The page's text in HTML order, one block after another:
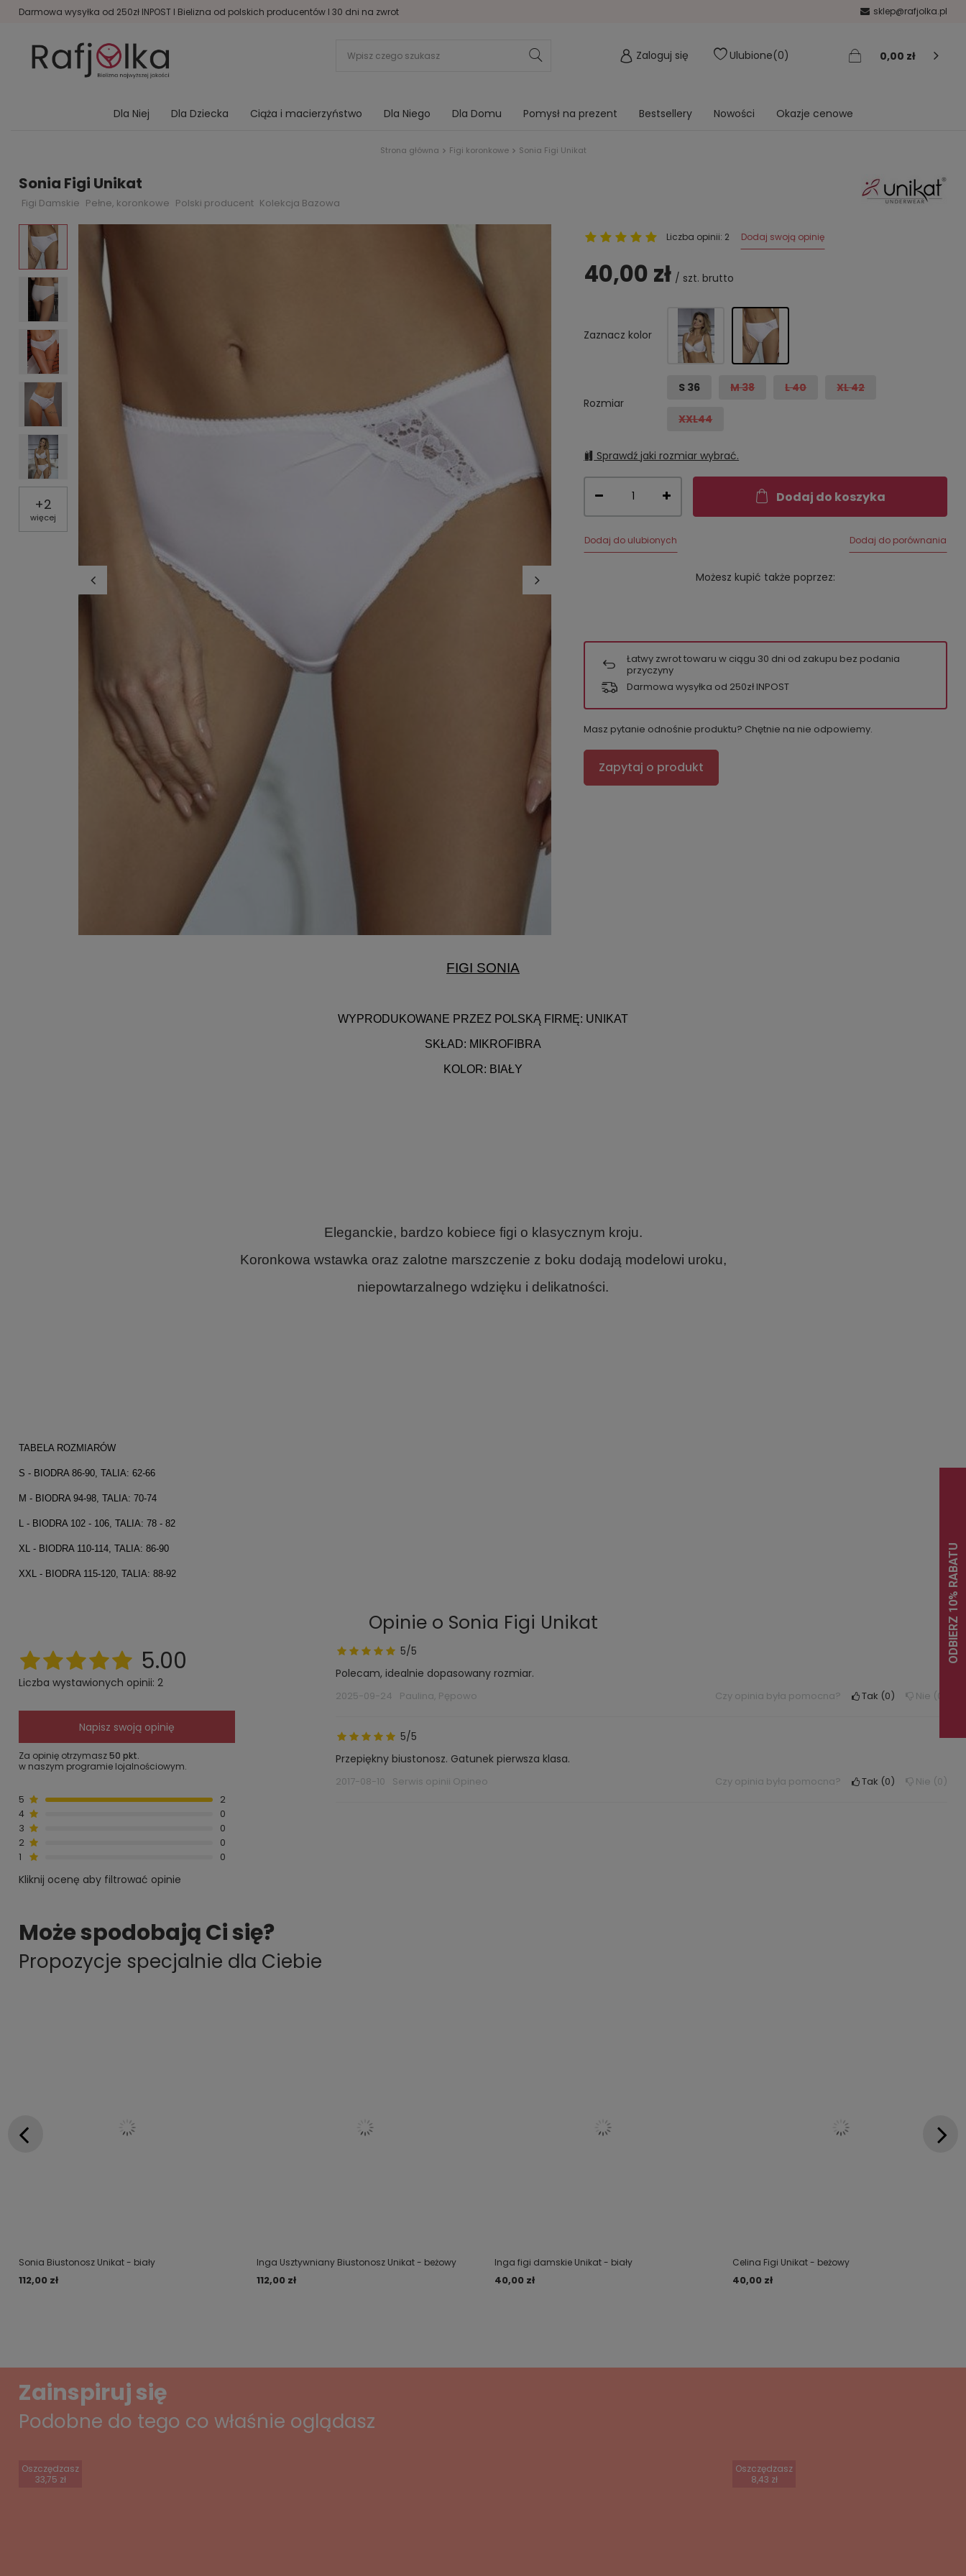
Darmowa wysyłka od 250zł INPOST I Bielizna od polskich producentów I 30 dni na zwrot sklep@rafjolka.pl
Zaloguj się Ulubione 0 0,00 zł
Dla Niej Dla Dziecka Ciąża i macierzyństwo Dla Niego Dla Domu Pomysł na prezent Bestsellery Nowości Okazje cenowe
Strona główna Figi koronkowe Sonia Figi Unikat
Sonia Figi Unikat
Figi Damskie Pełne, koronkowe Polski producent Kolekcja Bazowa
+2
więcej
Liczba opinii: 2 Dodaj swoją opinię
40,00 zł / szt. brutto
Zaznacz kolor
Rozmiar
S 36 M 38 L 40 XL 42
XXL44
Sprawdź jaki rozmiar wybrać.
Dodaj do koszyka
Dodaj do ulubionych Dodaj do porównania
Możesz kupić także poprzez:
Łatwy zwrot towaru w ciągu 30 dni od zakupu bez podania
przyczyny
Darmowa wysyłka od 250zł INPOST
Masz pytanie odnośnie produktu? Chętnie na nie odpowiemy.
Zapytaj o produkt
FIGI SONIA
WYPRODUKOWANE PRZEZ POLSKĄ FIRMĘ: UNIKAT
SKŁAD: MIKROFIBRA
KOLOR: BIAŁY
Eleganckie, bardzo kobiece figi o klasycznym kroju.
Koronkowa wstawka oraz zalotne marszczenie z boku dodają modelowi uroku,
niepowtarzalnego wdzięku i delikatności.
TABELA ROZMIARÓW
S - BIODRA 86-90, TALIA: 62-66
M - BIODRA 94-98, TALIA: 70-74
L - BIODRA 102 - 106, TALIA: 78 - 82
XL - BIODRA 110-114, TALIA: 86-90
XXL - BIODRA 115-120, TALIA: 88-92
Opinie o Sonia Figi Unikat
5.00
Liczba wystawionych opinii: 2
Napisz swoją opinię
Za opinię otrzymasz50 pkt.
w naszym programie lojalnościowym.
5
2
4
0
3
0
2
0
1
0
Kliknij ocenę aby filtrować opinie
5/5
Polecam, idealnie dopasowany rozmiar.
2025-09-24 Paulina, Pępowo Czy opinia była pomocna? Tak 0 Nie 0
5/5
Przepiękny biustonosz. Gatunek pierwsza klasa.
2017-08-10 Serwis opinii Opineo Czy opinia była pomocna? Tak 0 Nie 0
Może spodobają Ci się?
Propozycje specjalnie dla Ciebie
Sonia Biustonosz Unikat - biały
112,00 zł
Inga Usztywniany Biustonosz Unikat - beżowy
112,00 zł
Inga figi damskie Unikat - biały
40,00 zł
Celina Figi Unikat - beżowy
40,00 zł
Zainspiruj się
Podobne do tego co właśnie oglądasz
Oszczędzasz
33,75 zł
Oszczędzasz
8,43 zł